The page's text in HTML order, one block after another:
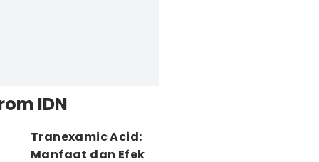
IDN
Tranexamic Acid:
Manfaat dan Efek